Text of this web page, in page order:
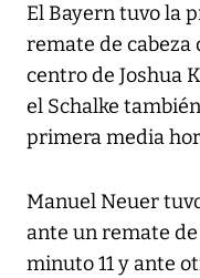
El Bayern tuvo la
remate de cabeza
centro de Joshua
el Schalke
primera media
Manuel Neuer
ante un remate
minuto 11 y ante